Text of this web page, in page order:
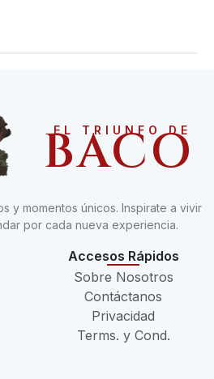
EL TRIUNFO DE
BACO
y momentos únicos. Inspirate a vivir
por cada nueva experiencia.
Accesos Rápidos
Sobre Nosotros
Contáctanos
Privacidad
Terms. y Cond.